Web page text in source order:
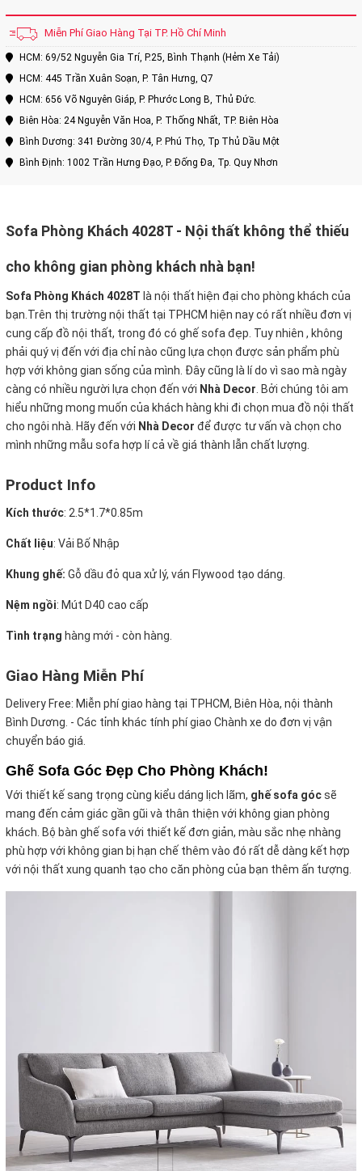
Miễn Phí Giao Hàng Tại TP. Hồ Chí Minh
HCM: 69/52 Nguyễn Gia Trí, P.25, Bình Thạnh (Hẻm Xe Tải)
HCM: 445 Trần Xuân Soạn, P. Tân Hưng, Q7
HCM: 656 Võ Nguyên Giáp, P. Phước Long B, Thủ Đức.
Biên Hòa: 24 Nguyễn Văn Hoa, P. Thống Nhất, TP. Biên Hòa
Bình Dương: 341 Đường 30/4, P. Phú Thọ, Tp Thủ Dầu Một
Bình Định: 1002 Trần Hưng Đạo, P. Đống Đa, Tp. Quy Nhơn
Sofa Phòng Khách 4028T - Nội thất không thể thiếu
cho không gian phòng khách nhà bạn!
Sofa Phòng Khách 4028T là nội thất hiện đại cho phòng khách của
bạn.Trên thị trường nội thất tại TPHCM hiện nay có rất nhiều đơn vị
cung cấp đồ nội thất, trong đó có ghế sofa đẹp. Tuy nhiên , không
phải quý vị đến với địa chỉ nào cũng lựa chọn được sản phẩm phù
hợp với không gian sống của mình. Đây cũng là lí do vì sao mà ngày
càng có nhiều người lựa chọn đến với Nhà Decor. Bởi chúng tôi am
hiểu những mong muốn của khách hàng khi đi chọn mua đồ nội thất
cho ngôi nhà. Hãy đến với Nhà Decor để được tư vấn và chọn cho
mình những mẫu sofa hợp lí cả về giá thành lẫn chất lượng.
Product Info
Kích thước: 2.5*1.7*0.85m
Chất liệu: Vải Bố Nhập
Khung ghế: Gỗ dầu đỏ qua xử lý, ván Flywood tạo dáng.
Nệm ngồi: Mút D40 cao cấp
Tình trạng hàng mới - còn hàng.
Giao Hàng Miễn Phí
Delivery Free: Miễn phí giao hàng tại TPHCM, Biên Hòa, nội thành
Bình Dương. - Các tỉnh khác tính phí giao Chành xe do đơn vị vận
chuyển báo giá.
Ghế Sofa Góc Đẹp Cho Phòng Khách!
Với thiết kế sang trọng cùng kiểu dáng lịch lãm, ghế sofa gócsẽ
mang đến cảm giác gần gũi và thân thiện với không gian phòng
khách. Bộ bàn ghế sofa với thiết kế đơn giản, màu sắc nhẹ nhàng
phù hợp với không gian bị hạn chế thêm vào đó rất dễ dàng kết hợp
với nội thất xung quanh tạo cho căn phòng của bạn thêm ấn tượng.